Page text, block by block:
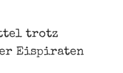
trotz
Eispiraten